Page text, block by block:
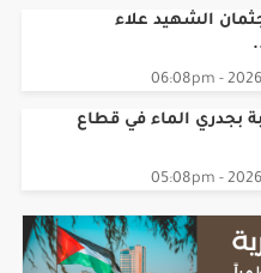
الشهيد علاء
إصابة بجدري الماء في قطاع